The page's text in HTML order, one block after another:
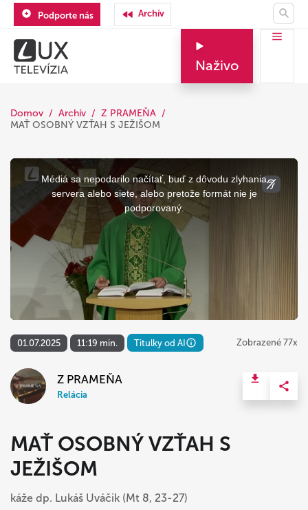
Podporte nás Archív
Naživo
Domov Archív
Z PRAMEŇA
MAŤ OSOBNÝ VZŤAH S JEŽIŠOM
This
modal
Médiá sa nepodarilo načítať, buď z dôvodu zlyhania
servera alebo siete, alebo pretože formát nie je
podporovaný.
01.07.2025 11:19 min. Titulky od AI Zobrazené 77x
Z PRAMEŇA
Relácia
MAŤ OSOBNÝ VZŤAH S
JEŽIŠOM
káže dp. Lukáš Uváčik (Mt 8, 23-27)